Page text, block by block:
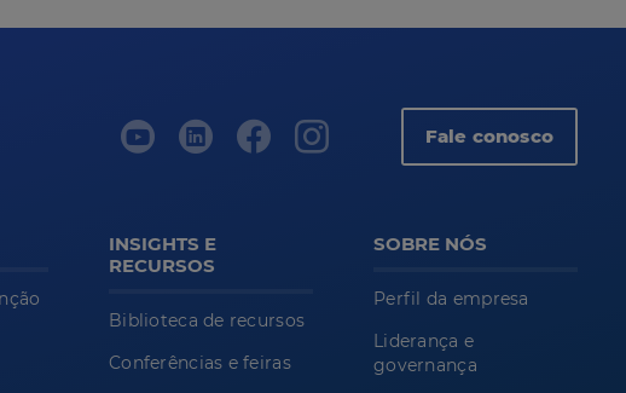
Fale conosco
INSIGHTS E
RECURSOS
Biblioteca de recursos
Conferências e feiras
SOBRE NÓS
Perfil da empresa
Liderança e
governança